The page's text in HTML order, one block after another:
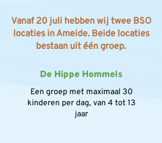
Vanaf 20 juli hebben wij twee BSO
locaties in Ameide. Beide locaties
bestaan uit één groep.
De Hippe Hommels
Een groep met maximaal 30
kinderen per dag, van 4 tot 13
jaar